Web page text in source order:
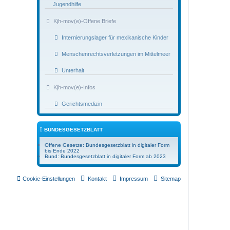
Jugendhilfe
Kjh-mov(e)-Offene Briefe
Internierungslager für mexikanische Kinder
Menschenrechtsverletzungen im Mittelmeer
Unterhalt
Kjh-mov(e)-Infos
Gerichtsmedizin
BUNDESGESETZBLATT
Offene Gesetze: Bundesgesetzblatt in digitaler Form
bis Ende 2022
Bund: Bundesgesetzblatt in digitaler Form ab 2023
Sitemap
Impressum
Kontakt
Cookie-Einstellungen